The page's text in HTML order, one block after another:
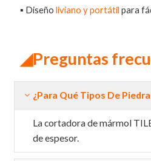
▪ Diseñoliviano y portátil para
◢Preguntas
¿Para Qué Tipos De
La cortadora de mármol
de espesor.